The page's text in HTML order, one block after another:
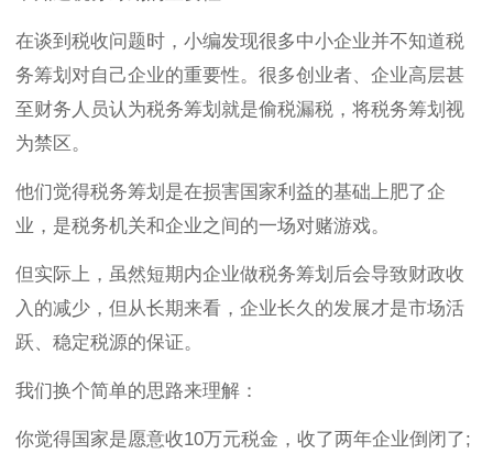
在谈到税收问题时，小编发现很多中小企业并不知道税
务筹划对自己企业的重要性。很多创业者、企业高层甚
至财务人员认为税务筹划就是偷税漏税，将税务筹划视
为禁区。
他们觉得税务筹划是在损害国家利益的基础上肥了企
业，是税务机关和企业之间的一场对赌游戏。
但实际上，虽然短期内企业做税务筹划后会导致财政收
入的减少，但从长期来看，企业长久的发展才是市场活
跃、稳定税源的保证。
我们换个简单的思路来理解：
你觉得国家是愿意收10万元税金，收了两年企业倒闭了;